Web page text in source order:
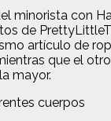
minorista con
de
artículo de
que el
mayor.